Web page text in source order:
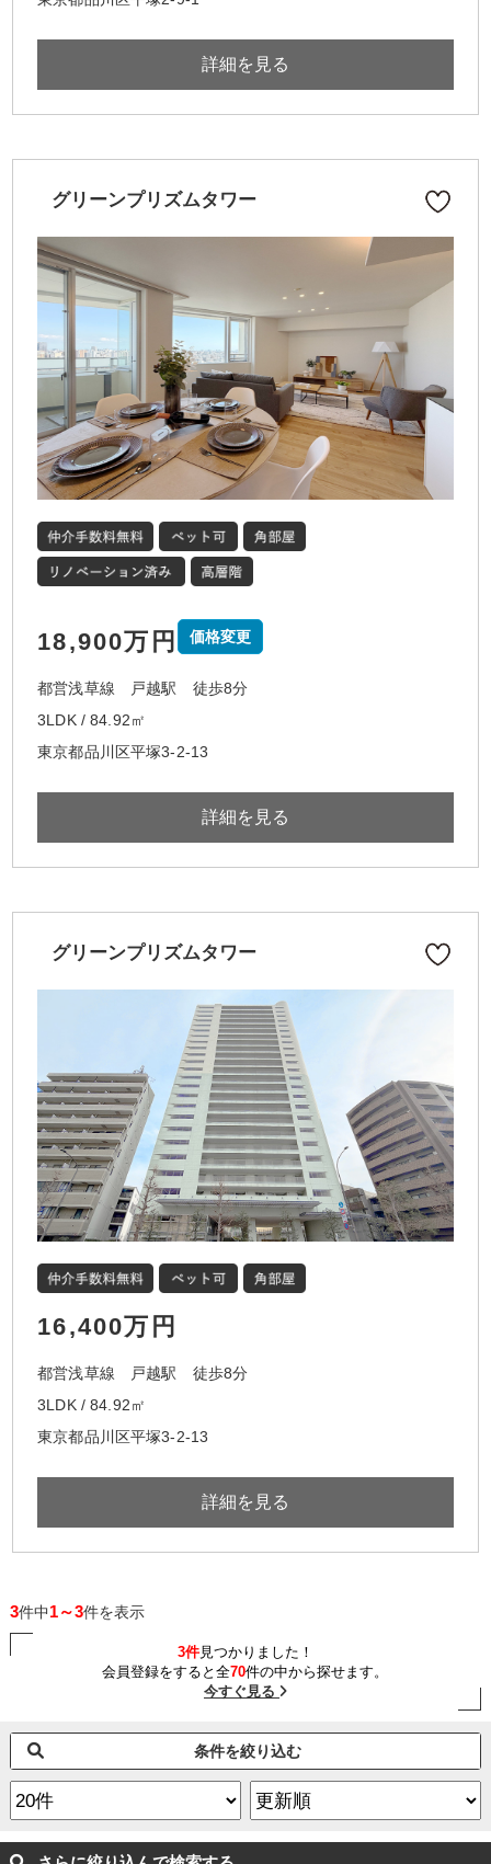
詳細を見る
グリーンプリズムタワー
18,900万円 価格変更
都営浅草線 戸越駅 徒歩8分
3LDK / 84.92㎡
東京都品川区平塚3-2-13
詳細を見る
グリーンプリズムタワー
16,400万円
都営浅草線 戸越駅 徒歩8分
3LDK / 84.92㎡
東京都品川区平塚3-2-13
詳細を見る
3件中1～3件を表示
3件見つかりました！
会員登録をすると全70件の中から探せます。
今すぐ見る
条件を絞り込む